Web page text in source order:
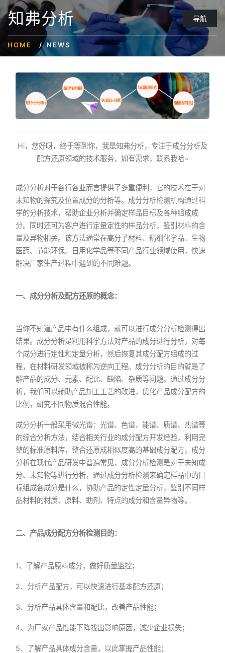
知弗分析 导航
HOME NEWS
Hi，您好呀，终于等到你，我是知弗分析，专注于成分分析及
配方还原领域的技术服务，如有需求，联系我哈~
成分分析对于各行各业而言提供了多重便利，它的技术在于对
未知物的探究及位置成分的分析等。成分分析检测机构通过科
学的分析技术，帮助企业分析并确定样品目标及各种组成成
分。同时还可为客户进行定量定性的样品分析，鉴别材料的含
量及异物相关。该方法通常在高分子材料、精细化学品、生物
医药、节能环保、日用化学品等不同产品行业领域使用，快速
解决厂家生产过程中遇到的不同难题。
一、成分分析及配方还原的概念：
当你不知道产品中有什么组成，就可以进行成分分析检测得出
结果。成分分析是利用科学方法对产品的成分进行分析，对每
个成分进行定性和定量分析，然后恢复其成分配方组成的过
程，在材料研发领域被称为逆向工程。成分分析的目的就是了
解产品的成分、元素、配比、缺陷、杂质等问题。通过成分分
析，我们可以辅助产品加工工艺的改进，优化产品成分配方的
比例，研究不同物质混合性能。
成分分析一般采用微光谱：光谱、色谱、能谱、质谱、热谱等
的综合分析方法，结合相关行业的成分配方开发经验，利用完
整的标准原料库，整合还原成相似度高的基础成分配方，成分
分析在现代产品研发中普遍常见，成分分析检测是对于未知成
分、未知物等进行分析，通过成分分析检测来确定样品中的目
标组成各成分是什么，协助产品的定性定量分析，鉴别不同样
品材料的材质、原料、助剂、特点的成分和含量异物等。
二、产品成分配方分析检测目的：
1、了解产品原料成分，做好质量监控；
2、分析产品配方，可以快速进行基本配方还原；
3、分析产品具体含量和配比，改善产品性能；
4、为厂家产品性能下降找出影响原因，减少企业损失；
5、了解产品具体成分含量，以此掌握产品性能；